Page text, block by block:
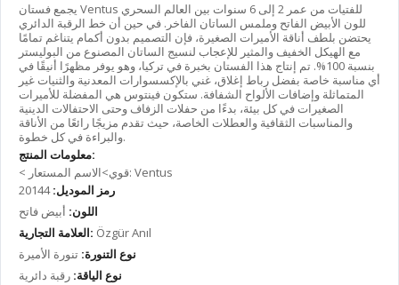
يجمع فستان Ventus للفتيات من عمر 2 إلى 6 سنوات بين العالم السحري
للون الأبيض الفاتح وملمس الساتان الفاخر. في حين أن خط الرقبة الدائري
يحتضن بلطف أناقة الأميرات الصغيرة، فإن التصميم بدون أكمام يتناغم تمامًا
مع الهيكل الخفيف والمثير للإعجاب لنسيج الساتان المصنوع من البوليستر
بنسبة 100%. تم إنتاج هذا الفستان بخبرة في تركيا، وهو يوفر مظهرًا أنيقًا في
أي مناسبة خاصة بفضل رباط إغلاق، غني بالإكسسوارات المعدنية والثنيات غير
المتماثلة وإضافات الألواح الشفافة. ستكون فينتوس هي المفضلة للأميرات
الصغيرات في كل بيئة، بدءًا من حفلات الزفاف وحتى الاحتفالات الدينية
والمناسبات الثقافية والعطلات الخاصة، حيث تقدم مزيجًا رائعًا من الأناقة
والبراءة في كل خطوة.
معلومات المنتج:
< قوي>الاسم المستعار: Ventus
رمز الموديل:20144
اللون: أبيض فاتح
العلامة التجارية: Özgür Anıl
نوع التنورة: تنورة الأميرة
نوع الياقة: رقبة دائرية